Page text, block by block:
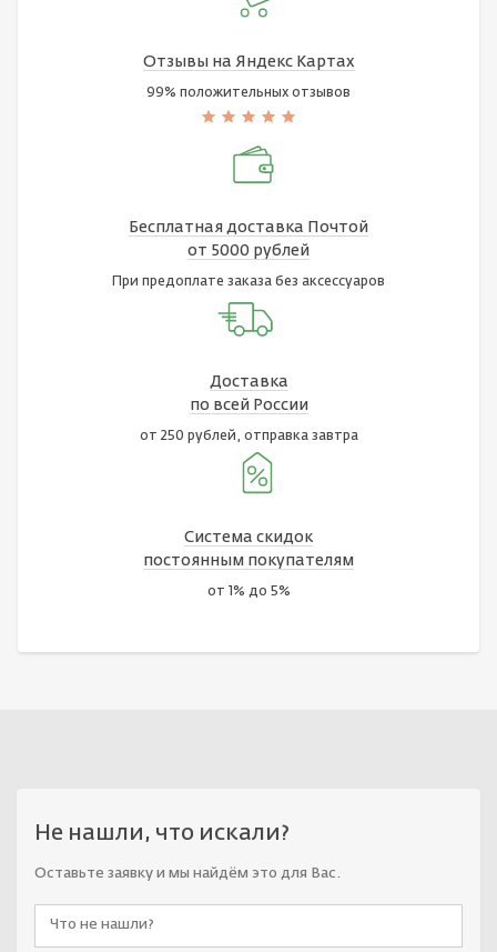
Отзывы на Яндекс Картах
99% положительных отзывов
Бесплатная доставка Почтой
от 5000 рублей
При предоплате заказа без аксессуаров
Доставка
по всей России
от 250 рублей, отправка завтра
Система скидок
постоянным покупателям
от 1% до 5%
Не нашли, что искали?
Оставьте заявку и мы найдём это для Вас.